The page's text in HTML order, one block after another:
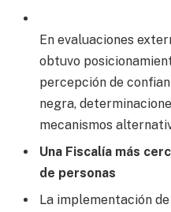
En evaluaciones
obtuvo
percepción de
negra,
mecanismos
Una Fiscalía más
de personas
La implementación